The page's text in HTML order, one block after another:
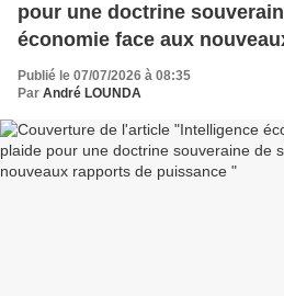
pour une doctrine
économie face aux
puissance
Publié le 07/07/2026 à 08:35
Par André LOUNDA